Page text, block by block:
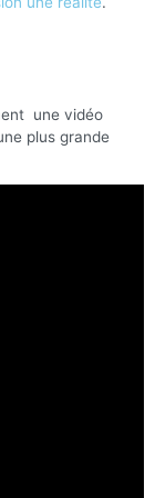
une vidéo
plus grande